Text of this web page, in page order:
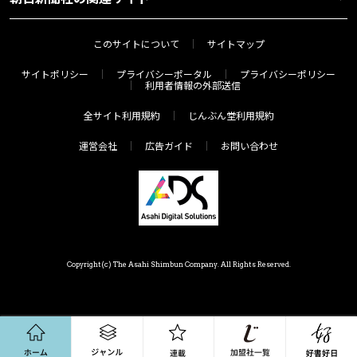
このサイトについて サイトマップ
サイトポリシー プライバシーポータル
プライバシーポリシー
利用者情報の外部送信
全サイト利用規約 じんぶん堂利用規約
運営会社 広告ガイド お問い合わせ
Copyright(c) The Asahi Shimbun Company. All Rights Reserved.